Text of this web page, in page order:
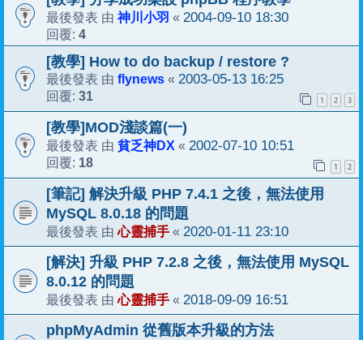
最後發表 由 神川小羽 « 2004-09-10 18:30
回覆: 4
[教學] How to do backup / restore ?
最後發表 由 flynews « 2003-05-13 16:25
回覆: 31 1 2 3
[教學]MOD淺談篇(一)
最後發表 由 貧乏神DX « 2002-07-10 10:51
回覆: 18 1 2
[筆記] 解決升級 PHP 7.4.1 之後，無法使用
MySQL 8.0.18 的問題
最後發表 由心靈捕手 « 2020-01-11 23:10
[解決] 升級 PHP 7.2.8 之後，無法使用 MySQL
8.0.12 的問題
最後發表 由心靈捕手 « 2018-09-09 16:51
phpMyAdmin 從舊版本升級的方法